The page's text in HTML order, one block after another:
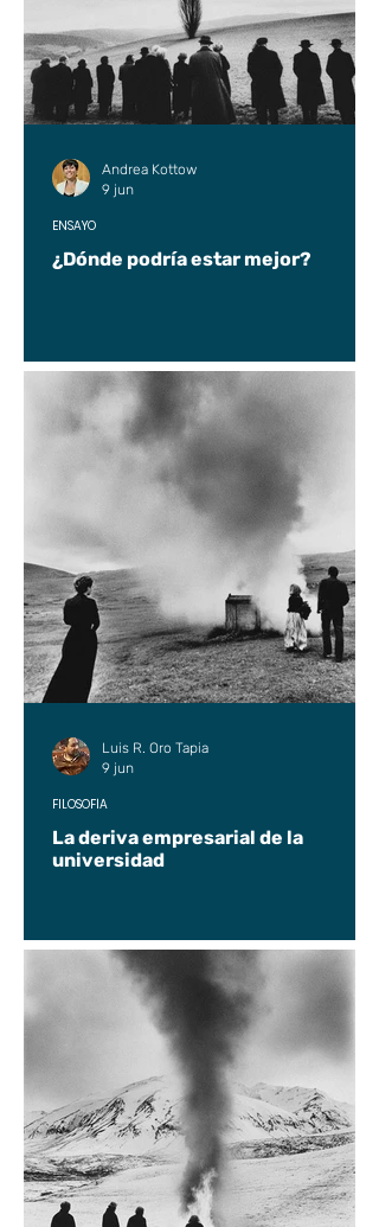
¿Dónde podría estar mejor?
ENSAYO
Andrea Kottow
9 jun
La deriva empresarial de la
universidad
FILOSOFÍA
Luis R. Oro Tapia
9 jun